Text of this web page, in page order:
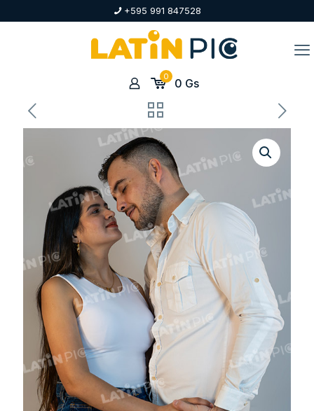
+595 991 847528
0 0 Gs